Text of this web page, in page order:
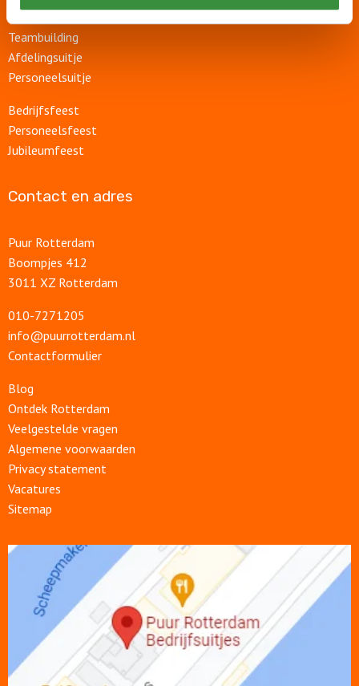
Teambuilding
Afdelingsuitje
Personeelsuitje
Bedrijfsfeest
Personeelsfeest
Jubileumfeest
Contact en adres
Puur Rotterdam
Boompjes 412
3011 XZ Rotterdam
010-7271205
info@puurrotterdam.nl
Contactformulier
Blog
Ontdek Rotterdam
Veelgestelde vragen
Algemene voorwaarden
Privacy statement
Vacatures
Sitemap
Open